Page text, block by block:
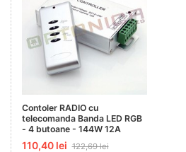
Contoler RADIO cu
telecomanda Banda LED RGB
- 4 butoane - 144W 12A
110,40 lei 122,69 lei